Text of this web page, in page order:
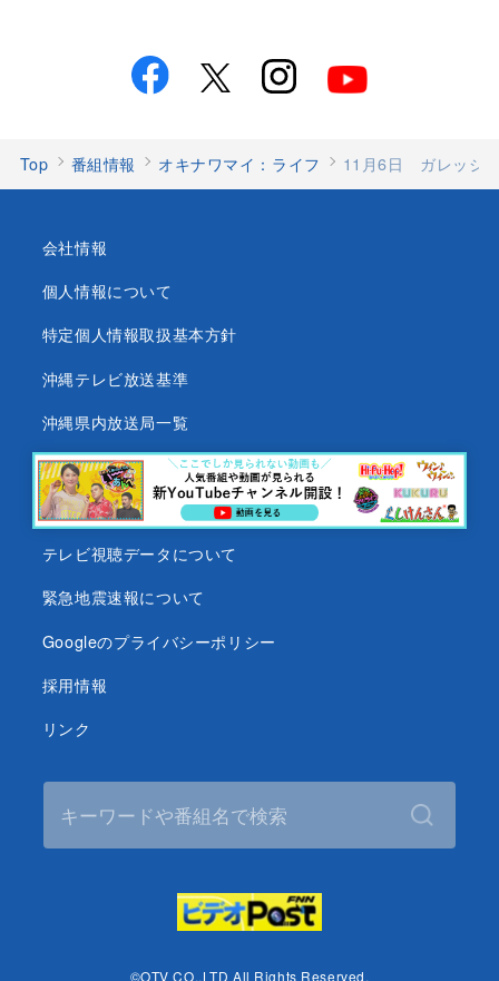
Top 番組情報 オキナワマイ：ライフ 11月6日 ガレッジ
会社情報
個人情報について
特定個人情報取扱基本方針
沖縄テレビ放送基準
沖縄県内放送局一覧
番組審議会
沖縄テレビ名義の後援依頼について
テレビ視聴データについて
緊急地震速報について
Googleのプライバシーポリシー
採用情報
リンク
©OTV CO.,LTD All Rights Reserved.